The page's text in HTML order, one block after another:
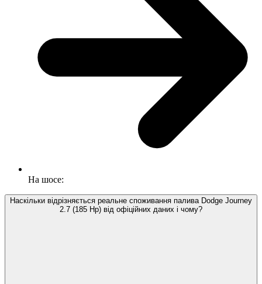
На шосе:
Наскільки відрізняється реальне споживання палива Dodge Journey
2.7 (185 Hp) від офіційних даних і чому?